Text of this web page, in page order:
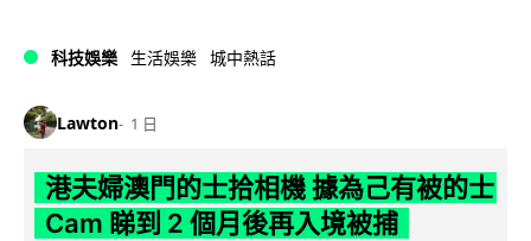
科技娛樂 生活娛樂 城中熱話
Lawton 1 日
港夫婦澳門的士拾相機 據為己有被的士
Cam 睇到 2 個月後再入境被捕